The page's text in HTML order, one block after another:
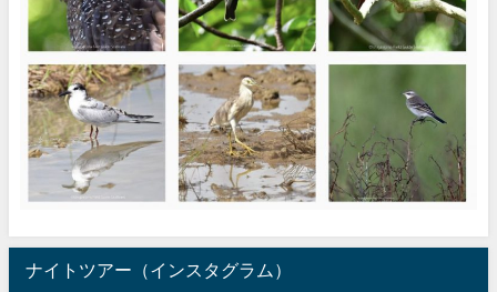
ナイトツアー（インスタグラム）